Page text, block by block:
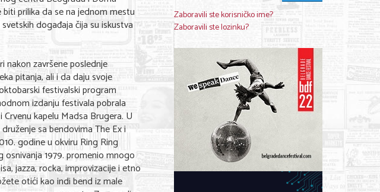
prilika da se na jednom mestu
događaja čija su iskustva
nakon završene poslednje
pitanja, ali i da daju svoje
festivalski program
izdanju festivala pobrala
kapelu Madsa Brugera. U
sa bendovima The Ex i
godine u okviru Ring Ring
1979. promenio mnogo
jazza, rocka, improvizacije i etno
otići kao indi bend iz male
Zaboravili ste korisničko ime?
Zaboravili ste lozinku?